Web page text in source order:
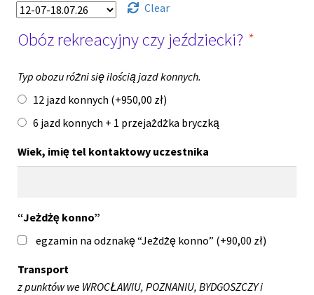
Clear
Obóz rekreacyjny czy jeździecki? *
Typ obozu różni się ilością jazd konnych.
12 jazd konnych (+950,00 zł)
6 jazd konnych + 1 przejażdżka bryczką
Wiek, imię tel kontaktowy uczestnika
“Jeżdżę konno”
egzamin na odznakę “Jeżdżę konno” (+90,00 zł)
Transport
z punktów we WROCŁAWIU, POZNANIU, BYDGOSZCZY i